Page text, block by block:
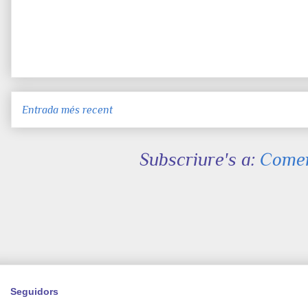
Entrada més recent
Subscriure's a:
Seguidors